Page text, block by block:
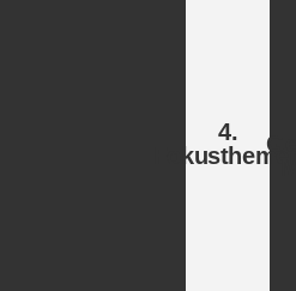
4.
Fokusthemen